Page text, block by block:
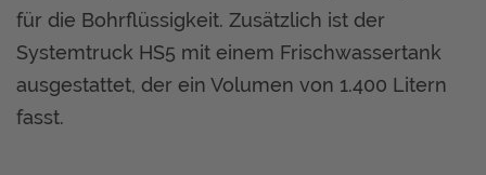
für die Bohrflüssigkeit. Zusätzlich ist der
Systemtruck HS5 mit einem Frischwassertank
ausgestattet, der ein Volumen von 1.400 Litern
fasst.